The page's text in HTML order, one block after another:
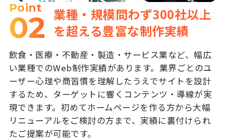
Point
02 業種・規模問わず300社以上
を超える豊富な制作実績
飲食・医療・不動産・製造・サービス業など、幅広
い業種でのWeb制作実績があります。業界ごとのユ
ーザー心理や商習慣を理解したうえでサイトを設計
するため、ターゲットに響くコンテンツ・導線が実
現できます。初めてホームページを作る方から大幅
リニューアルをご検討の方まで、実績に裏付けられ
たご提案が可能です。